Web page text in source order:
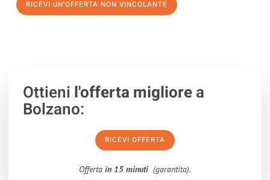
RICEVI UN'OFFERTA NON VINCOLANTE
Ottieni l'offerta migliorea
Bolzano:
RICEVI OFFERTA
Offerta in 15 minuti (garantita).